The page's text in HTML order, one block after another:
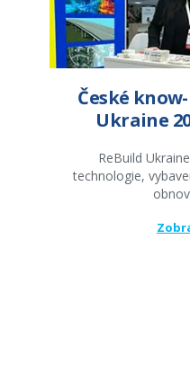
České
Ukraine
ReBuild
technologie,